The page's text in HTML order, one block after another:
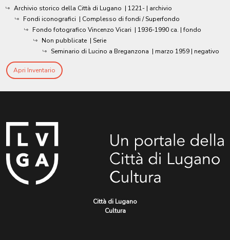
Archivio storico della Città di Lugano | 1221- | archivio
Fondi iconografici | Complesso di fondi / Superfondo
Fondo fotografico Vincenzo Vicari | 1936-1990 ca. | fondo
Non pubblicate | Serie
Seminario di Lucino a Breganzona | marzo 1959 | negativo
Apri Inventario
Città di Lugano
Cultura